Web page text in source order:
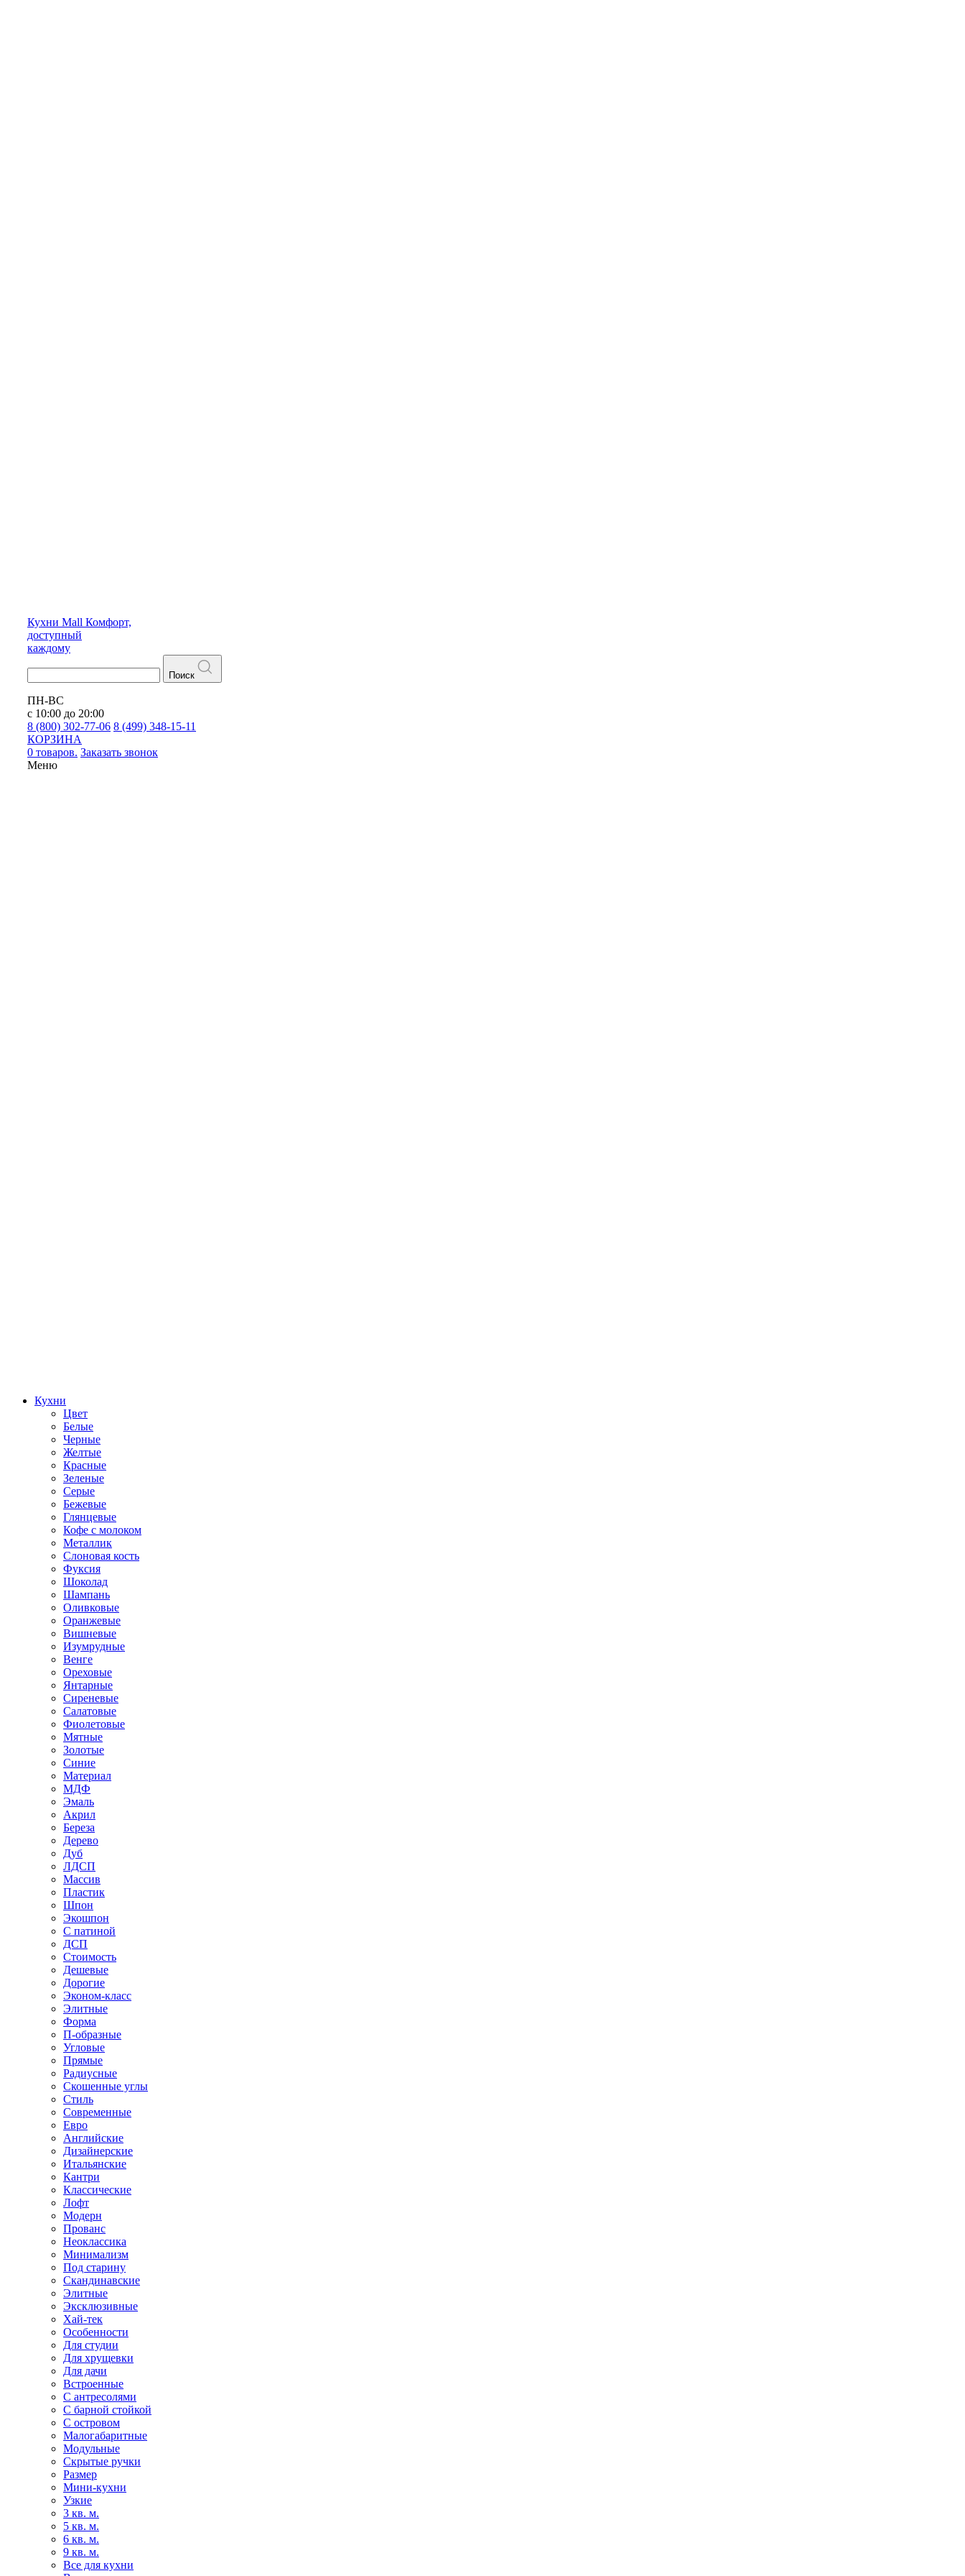
Кухни Mall Комфорт,
доступный
каждому
Поиск
ПН-ВС
с 10:00 до 20:00
8 (800) 302-77-06 8 (499) 348-15-11
КОРЗИНА
0 товаров. Заказать звонок
Меню
Кухни
Цвет
Белые
Черные
Желтые
Красные
Зеленые
Серые
Бежевые
Глянцевые
Кофе с молоком
Металлик
Слоновая кость
Фуксия
Шоколад
Шампань
Оливковые
Оранжевые
Вишневые
Изумрудные
Венге
Ореховые
Янтарные
Сиреневые
Салатовые
Фиолетовые
Мятные
Золотые
Синие
Материал
МДФ
Эмаль
Акрил
Береза
Дерево
Дуб
ЛДСП
Массив
Пластик
Шпон
Экошпон
С патиной
ДСП
Стоимость
Дешевые
Дорогие
Эконом-класс
Элитные
Форма
П-образные
Угловые
Прямые
Радиусные
Скошенные углы
Стиль
Современные
Евро
Английские
Дизайнерские
Итальянские
Кантри
Классические
Лофт
Модерн
Прованс
Неоклассика
Минимализм
Под старину
Скандинавские
Элитные
Эксклюзивные
Хай-тек
Особенности
Для студии
Для хрущевки
Для дачи
Встроенные
С антресолями
С барной стойкой
С островом
Малогабаритные
Модульные
Скрытые ручки
Размер
Мини-кухни
Узкие
3 кв. м.
5 кв. м.
6 кв. м.
9 кв. м.
Все для кухни